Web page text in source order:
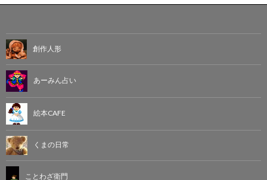
創作人形
あーみん占い
絵本CAFE
くまの日常
ことわざ衛門